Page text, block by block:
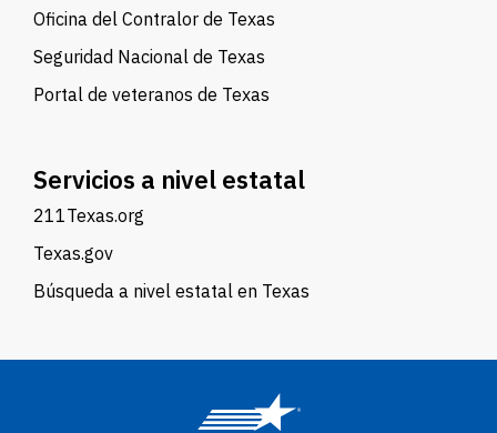
Oficina del Contralor de Texas
Seguridad Nacional de Texas
Portal de veteranos de Texas
Servicios a nivel estatal
211Texas.org
Texas.gov
Búsqueda a nivel estatal en Texas